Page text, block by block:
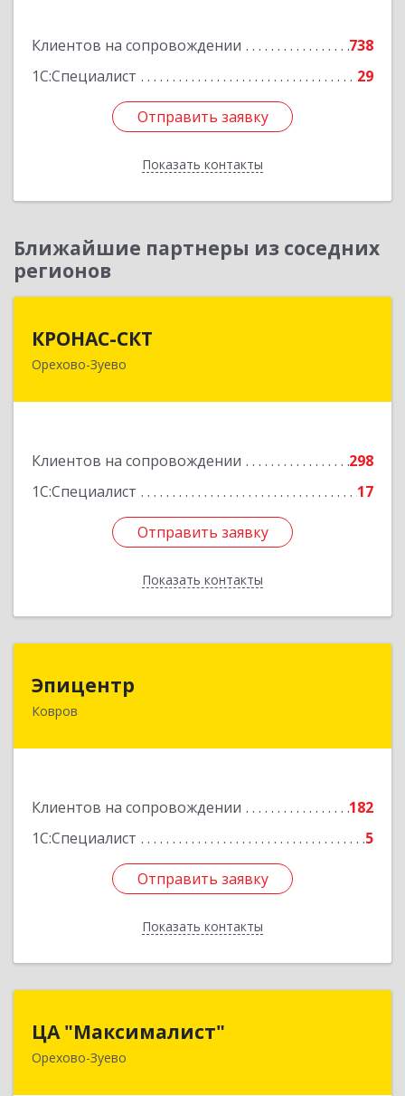
Клиентов на сопровождении
738
1С:Специалист
29
Отправить заявку
Показать контакты
Подробнее
Отправить заявку
Назад
Ближайшие партнеры из соседних
регионов
КРОНАС-СКТ
Орехово-Зуево
Клиентов на сопровождении
298
1С:Специалист
17
Отправить заявку
Показать контакты
142600, Московская обл, Орехово-Зуево г,
Отправить заявку
Назад
Эпицентр
Ковров
Клиентов на сопровождении
182
1С:Специалист
5
Отправить заявку
Показать контакты
601900, Владимирская обл, Ковров г, Барсукова
Отправить заявку
Назад
ЦА "Максималист"
Орехово-Зуево
142600, Московская обл, Орехово-Зуево г,